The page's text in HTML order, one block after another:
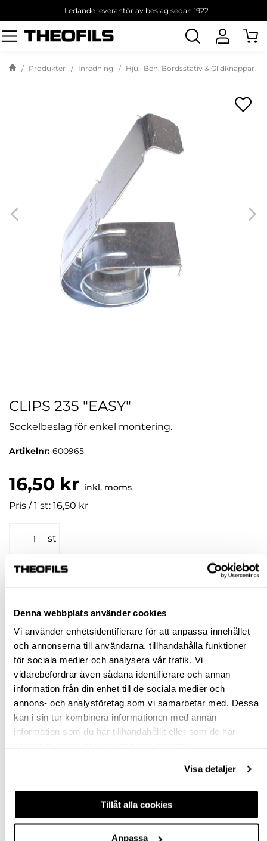
Denna webbplats använder cookies
Vi använder enhetsidentifierare för att anpassa innehållet
och annonserna till användarna, tillhandahålla funktioner
för sociala medier och analysera vår trafik. Vi
vidarebefordrar även sådana identifierare och annan
information från din enhet till de sociala medier och
annons- och analysföretag som vi samarbetar med. Dessa
kan i sin tur kombinera informationen med annan
information som du har tillhandahållit eller som de har
Visa detaljer
Tillåt alla cookies
Anpassa
Ledande leverantör av beslag sedan 1922
Sök
produkt
Produkter Inredning Hjul, Ben, Bordsstativ & Glidknappar
CLIPS 235 "EASY"
Sockelbeslag för enkel montering.
Artikelnr: 600965
16,50 kr inkl. moms
Pris / 1 st: 16,50 kr
st
Malmö butik Finns i lager
Stockholm butik Finns i lager
Snabba leveranser
Hämta i butik
Ledande leverantör i Sverige
SPECIFIKATION
FRÅGA OM PRODUKT